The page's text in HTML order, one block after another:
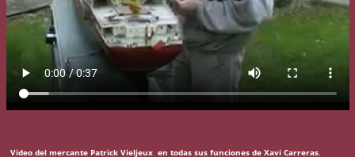
Video del mercante Patrick Vieljeux en todas sus funciones de Xavi Carreras.